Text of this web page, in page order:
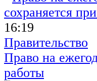
16:19
Правительство
Право на
работы